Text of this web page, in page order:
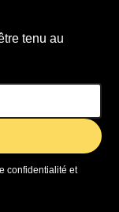
tenu au
confidentialité et